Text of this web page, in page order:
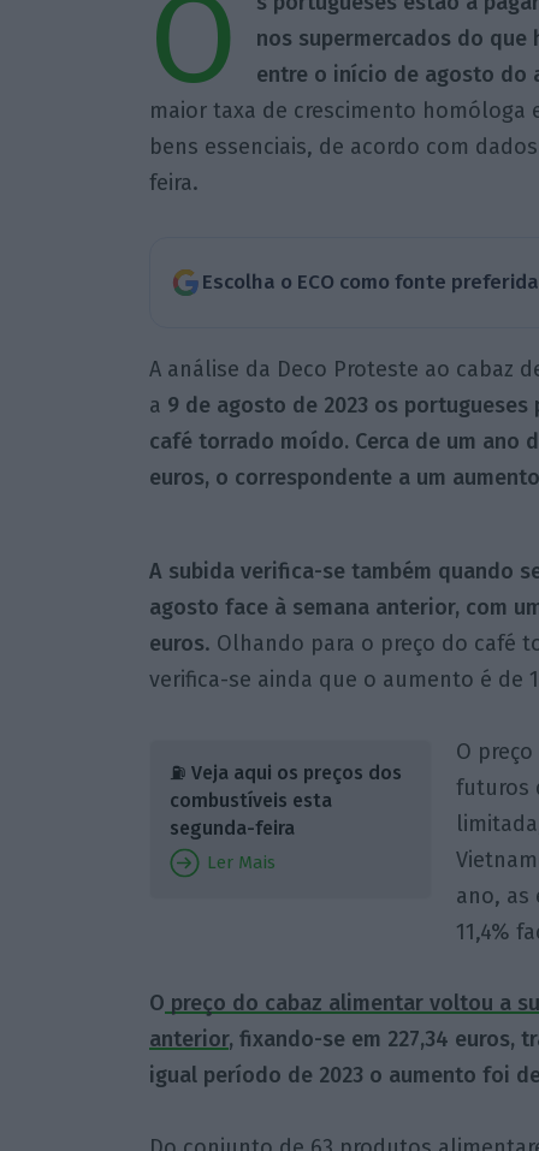
O
nos supermercados do que
entre o início de agosto do
maior taxa de crescimento
bens essenciais, de acordo com
feira.
Escolha o ECO como fonte
A análise da Deco Proteste ao cabaz
a 9 de agosto de 2023 os portugueses
café torrado moído. Cerca de um ano
euros, o correspondente a um
A subida verifica-se também quando
agosto face à semana anterior, com
euros. Olhando para o preço do café
verifica-se ainda que o aumento é de
⛽ Veja aqui os preços dos
combustíveis esta
segunda-feira
Ler Mais
O
futuros
ano, as
11,4%
O preço do cabaz alimentar voltou a
anterior, fixando-se em 227,34 euros,
igual período de 2023 o aumento foi